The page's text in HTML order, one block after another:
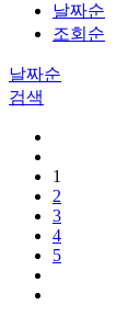
날짜순
조회순
날짜순
검색
1
2
3
4
5